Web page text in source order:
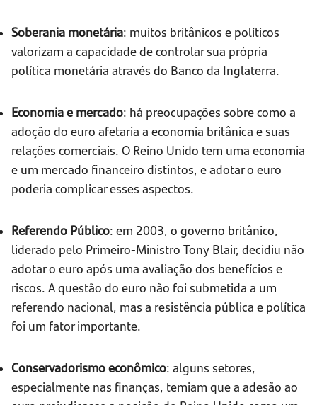
Soberania monetária: muitos britânicos e políticos
valorizam a capacidade de controlar sua própria
política monetária através do Banco da Inglaterra.
Economia e mercado: há preocupações sobre como a
adoção do euro afetaria a economia britânica e suas
relações comerciais. O Reino Unido tem uma economia
e um mercado financeiro distintos, e adotar o euro
poderia complicar esses aspectos.
Referendo Público: em 2003, o governo britânico,
liderado pelo Primeiro-Ministro Tony Blair, decidiu não
adotar o euro após uma avaliação dos benefícios e
riscos. A questão do euro não foi submetida a um
referendo nacional, mas a resistência pública e política
foi um fator importante.
Conservadorismo econômico: alguns setores,
especialmente nas finanças, temiam que a adesão ao